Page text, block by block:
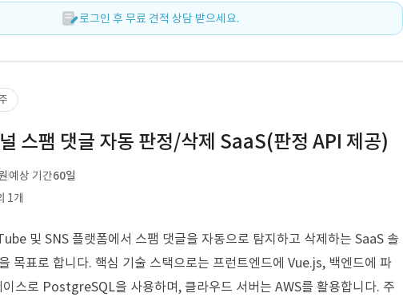
로그인 후 무료 견적 상담 받으세요.
스팸 댓글 자동 판정/삭제 SaaS(판정 API 제공)
예상 기간60일
1개
및 SNS 플랫폼에서 스팸 댓글을 자동으로 탐지하고 삭제하는 SaaS 솔
목표로 합니다. 핵심 기술 스택으로는 프런트엔드에 Vue.js, 백엔드에 파
스로 PostgreSQL을 사용하며, 클라우드 서버는 AWS를 활용합니다. 주